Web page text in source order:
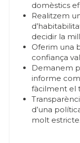
domèstics
Realitzem
decidir la
Oferim una
confiança
Demanem
informe
fàcilment el
d’una
molt estricte.